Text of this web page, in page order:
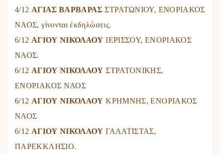
4/12 ΑΓΙΑΣ ΒΑΡΒΑΡΑΣ ΣΤΡΑΤΩΝΙΟΥ, ΕΝΟΡΙΑΚΟΣ
ΝΑΟΣ, γίνονται ἐκδηλώσεις.
6/12 ΑΓΙΟΥ ΝΙΚΟΛΑΟΥ ΙΕΡΙΣΣΟΥ, ΕΝΟΡΙΑΚΟΣ
ΝΑΟΣ.
6/12 ΑΓΙΟΥ ΝΙΚΟΛΑΟΥ ΣΤΡΑΤΟΝΙΚΗΣ,
ΕΝΟΡΙΑΚΟΣ ΝΑΟΣ
6/12 ΑΓΙΟΥ ΝΙΚΟΛΑΟΥ ΚΡΗΜΝΗΣ, ΕΝΟΡΙΑΚΟΣ
ΝΑΟΣ
6/12 ΑΓΙΟΥ ΝΙΚΟΛΑΟΥ ΓΑΛΑΤΙΣΤΑΣ,
ΠΑΡΕΚΚΛΗΣΙΟ.